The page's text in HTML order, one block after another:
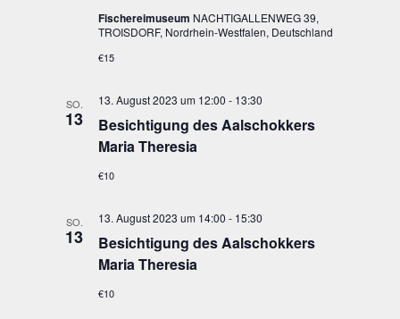
Fischereimuseum NACHTIGALLENWEG 39,
TROISDORF, Nordrhein-Westfalen, Deutschland
€15
SO.
13
Besich­ti­gung des Aal­schok­kers
Maria Theresia
13. August 2023 um 12:00 - 13:30
€10
SO.
13
Besich­ti­gung des Aal­schok­kers
Maria Theresia
13. August 2023 um 14:00 - 15:30
€10